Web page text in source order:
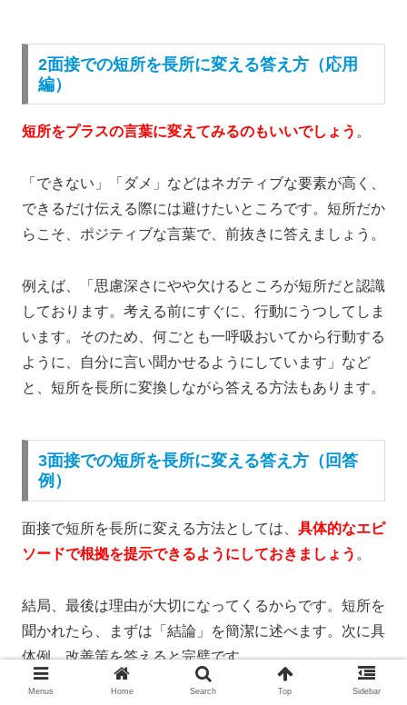
2面接での短所を長所に変える答え方（応用
編）
短所をプラスの言葉に変えてみるのもいいでしょう 。
「できない」「ダメ」などはネガティブな要素が高く、
できるだけ伝える際には避けたいところです。短所だか
らこそ、ポジティブな言葉で、前抜きに答えましょう。
例えば、「思慮深さにやや欠けるところが短所だと認識
しております。考える前にすぐに、行動にうつしてしま
います。そのため、何ごとも一呼吸おいてから行動する
ように、自分に言い聞かせるようにしています」など
と、短所を長所に変換しながら答える方法もあります。
3面接での短所を長所に変える答え方（回答
例）
面接で短所を長所に変える方法としては、 具体的なエピ
ソードで根拠を提示できるようにしておきましょう 。
結局、最後は理由が大切になってくるからです。短所を
聞かれたら、まずは「結論」を簡潔に述べます。次に具
体例、改善策を答えると完璧です。
Menus Home Search Top Sidebar